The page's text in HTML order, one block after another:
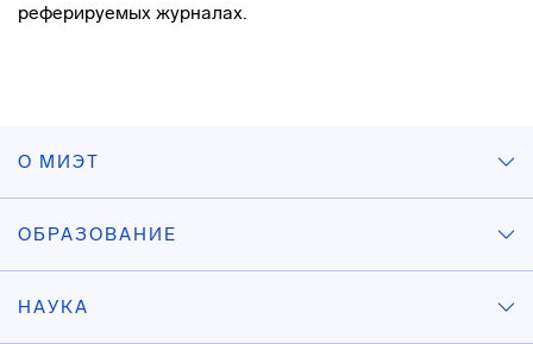
реферируемых журналах.
О МИЭТ
ОБРАЗОВАНИЕ
НАУКА